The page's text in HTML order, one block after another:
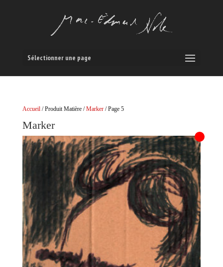
Sélectionner une page
Accueil/ Produit Matière /Marker/ Page 5
Marker